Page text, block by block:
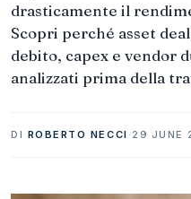
drasticamente il
Scopri perché asset
debito, capex e vendor
analizzati prima della
DI ROBERTO NECCI · 29 JUNE